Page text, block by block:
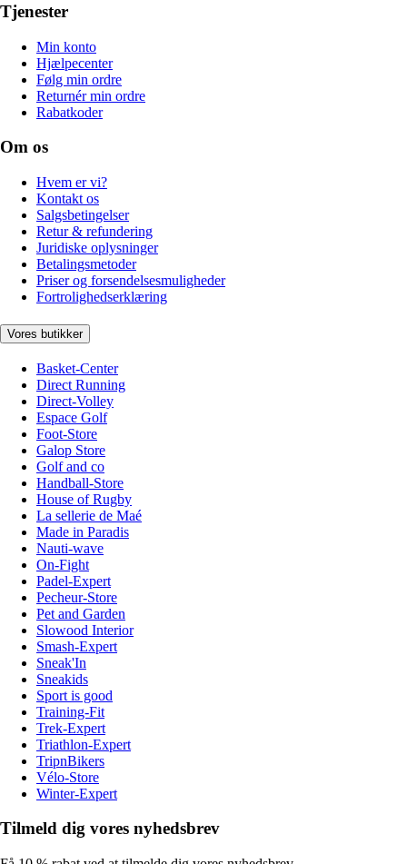
Tjenester
Min konto
Hjælpecenter
Følg min ordre
Returnér min ordre
Rabatkoder
Om os
Hvem er vi?
Kontakt os
Salgsbetingelser
Retur & refundering
Juridiske oplysninger
Betalingsmetoder
Priser og forsendelsesmuligheder
Fortrolighedserklæring
Vores butikker
Basket-Center
Direct Running
Direct-Volley
Espace Golf
Foot-Store
Galop Store
Golf and co
Handball-Store
House of Rugby
La sellerie de Maé
Made in Paradis
Nauti-wave
On-Fight
Padel-Expert
Pecheur-Store
Pet and Garden
Slowood Interior
Smash-Expert
Sneak'In
Sneakids
Sport is good
Training-Fit
Trek-Expert
Triathlon-Expert
TripnBikers
Vélo-Store
Winter-Expert
Tilmeld dig vores nyhedsbrev